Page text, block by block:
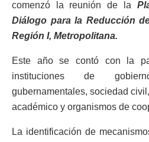
comenzó la reunión de la
Diálogo para la Reducción
Región I, Metropolitana.
Este año se contó con la
instituciones de
gubernamentales, sociedad
académico y organismos de
La identificación de